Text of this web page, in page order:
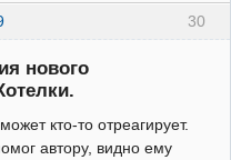
30
нового
кто-то отреагирует.
автору, видно ему